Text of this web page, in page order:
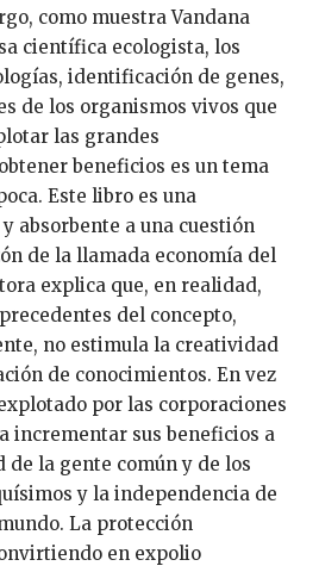
como muestra Vandana
científica ecologista, los
identificación de genes,
de los organismos vivos que
las grandes
beneficios es un tema
Este libro es una
absorbente a una cuestión
de la llamada economía del
explica que, en realidad,
del concepto,
no estimula la creatividad
de conocimientos. En vez
por las corporaciones
incrementar sus beneficios a
de la gente común y de los
y la independencia de
La protección
en expolio